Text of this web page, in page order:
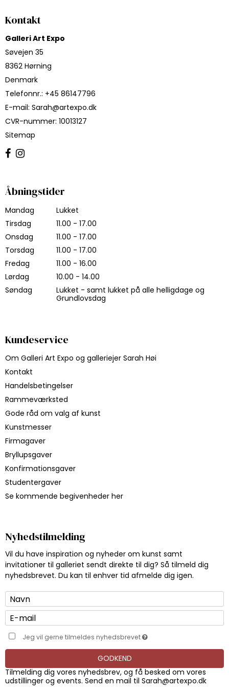
Kontakt
Galleri Art Expo
Søvejen 35
8362 Hørning
Denmark
Telefonnr.: +45 86147796
E-mail: Sarah@artexpo.dk
CVR-nummer: 10013127
Sitemap
Åbningstider
Mandag
Lukket
Tirsdag
11.00 - 17.00
Onsdag
11.00 - 17.00
Torsdag
11.00 - 17.00
Fredag
11.00 - 16.00
Lørdag
10.00 - 14.00
Søndag
Lukket - samt lukket på alle helligdage og
Grundlovsdag
Kundeservice
Om Galleri Art Expo og galleriejer Sarah Høi
Kontakt
Handelsbetingelser
Rammeværksted
Gode råd om valg af kunst
Kunstmesser
Firmagaver
Bryllupsgaver
Konfirmationsgaver
Studentergaver
Se kommende begivenheder her
Nyhedstilmelding
Vil du have inspiration og nyheder om kunst samt
invitationer til galleriet sendt direkte til dig? Så tilmeld dig
nyhedsbrevet. Du kan til enhver tid afmelde dig igen.
Jeg vil gerne tilmeldes nyhedsbrevet
GODKEND
Tilmelding dig vores nyhedsbrev, og få besked om vores
udstillinger og events. Send en mail til Sarah@artexpo.dk